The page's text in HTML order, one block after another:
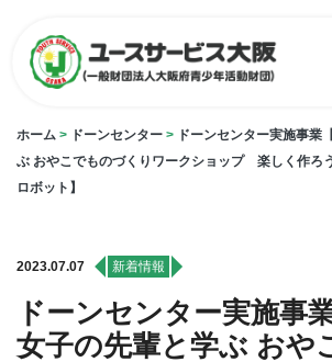
ホーム > ドーンセンター > ドーンセンター実施事業
ぶ おやこでものづくりワークショップ 楽しく作ろ
ロボット】
2023.07.07 新着情報
ドーンセンター実施事
女子の先輩と学ぶ おや